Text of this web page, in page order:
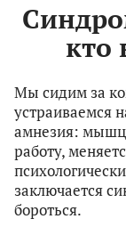
кто
Мы сидим за
устраиваемся
амнезия:
работу,
заключается
бороться.